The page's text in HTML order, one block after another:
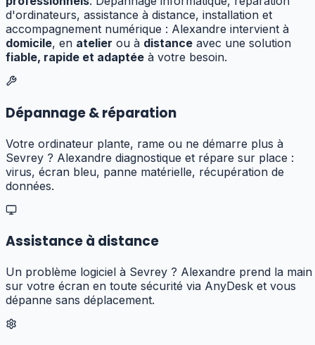
d'ordinateurs, assistance à distance, installation et
accompagnement numérique : Alexandre intervient à
domicile, en atelier ou à distance avec une solution
fiable, rapide et adaptée à votre besoin.
Dépannage & réparation
Votre ordinateur plante, rame ou ne démarre plus à
Sevrey ? Alexandre diagnostique et répare sur place :
virus, écran bleu, panne matérielle, récupération de
données.
Assistance à distance
Un problème logiciel à Sevrey ? Alexandre prend la main
sur votre écran en toute sécurité via AnyDesk et vous
dépanne sans déplacement.